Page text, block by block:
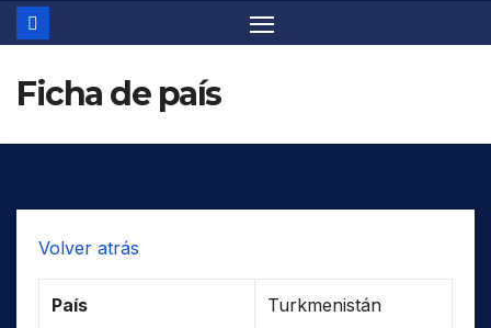
Ficha de país
Volver atrás
País Turkmenistán